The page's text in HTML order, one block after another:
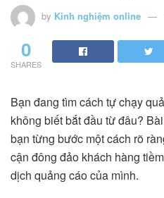
by Kinh nghiệm online
0
SHARES
Bạn đang tìm cách tự chạy
không biết bắt đầu từ đâu?
bạn từng bước một cách rõ
cận đông đảo khách hàng
dịch quảng cáo của mình.